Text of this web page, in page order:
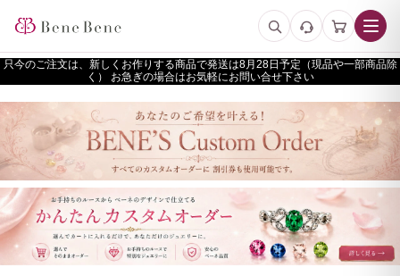
只今のご注文は、新しくお作りする商品で発送は
予定（現品や一部商品除
く） お急ぎの場合はお気軽にお問い合せ下さい